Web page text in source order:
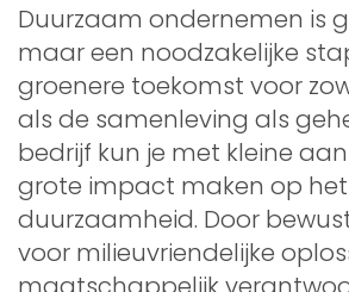
Duurzaam ondernemen is
maar een noodzakelijke
groenere toekomst voor
als de samenleving als
bedrijf kun je met kleine
grote impact maken op
duurzaamheid. Door
voor milieuvriendelijke